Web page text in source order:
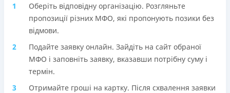
Оберіть відповідну організацію. Розгляньте
пропозиції різних МФО, які пропонують позики без
відмови.
Подайте заявку онлайн. Зайдіть на сайт обраної
МФО і заповніть заявку, вказавши потрібну суму і
термін.
Отримайте гроші на картку. Після схвалення заявки